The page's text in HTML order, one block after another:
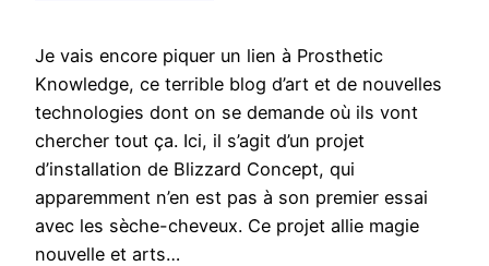
Je vais encore piquer un lien à Prosthetic
Knowledge, ce terrible blog d’art et de nouvelles
technologies dont on se demande où ils vont
chercher tout ça. Ici, il s’agit d’un projet
d’installation de Blizzard Concept, qui
apparemment n’en est pas à son premier essai
avec les sèche-cheveux. Ce projet allie magie
nouvelle et arts…